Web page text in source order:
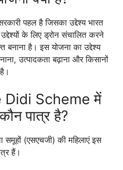
पहल है जिसका उद्देश्य भारत
के लिए ड्रोन संचालित करने
बनाना है। इस योजना का उद्देश्य
उत्पादकता बढ़ाना और किसानों
Didi Scheme में
पात्र है?
समूहों (एसएचजी) की महिलाएं इस
हैं।